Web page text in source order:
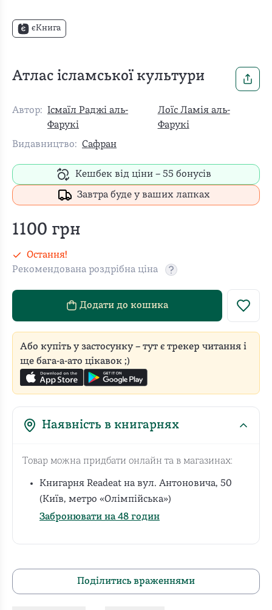
єКнига
Атлас ісламської культури
Автор:
Ісмаїл Раджі аль-
Фарукі
Лоїс Ламія аль-
Фарукі
Видавництво: Сафран
Кешбек від ціни – 55 бонусів
Завтра буде у ваших лапках
1100 грн
Остання!
Рекомендована роздрібна ціна
Додати до кошика
Або купіть у застосунку – тут є трекер читання і
ще бага-а-ато цікавок ;)
Наявність в книгарнях
Товар можна придбати онлайн та в магазинах:
Книгарня Readeat на вул. Антоновича, 50
(Київ, метро «Олімпійська»)
Забронювати на 48 годин
Поділитись враженнями